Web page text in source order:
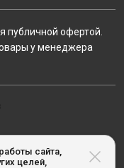
сайта,
целей,
публичной офертой.
у менеджера